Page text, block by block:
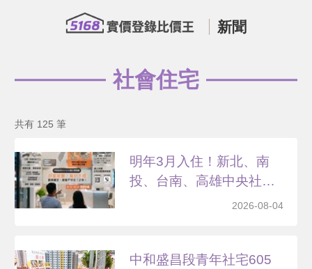
新聞
社會住宅
共有 125 筆
明年3月入住！新北、南
投、台南、高雄中央社宅
2026-08-04
中和盛昌段青年社宅605